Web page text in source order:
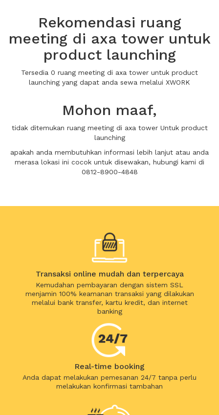
Rekomendasi ruang
meeting di axa tower untuk
product launching
Tersedia 0 ruang meeting di axa tower untuk product
launching yang dapat anda sewa melalui XWORK
Mohon maaf,
tidak ditemukan ruang meeting di axa tower Untuk product
launching
apakah anda membutuhkan informasi lebih lanjut atau anda
merasa lokasi ini cocok untuk disewakan, hubungi kami di
0812-8900-4848
Transaksi online mudah dan terpercaya
Kemudahan pembayaran dengan sistem SSL
menjamin 100% keamanan transaksi yang dilakukan
melalui bank transfer, kartu kredit, dan internet
banking
Real-time booking
Anda dapat melakukan pemesanan 24/7 tanpa perlu
melakukan konfirmasi tambahan